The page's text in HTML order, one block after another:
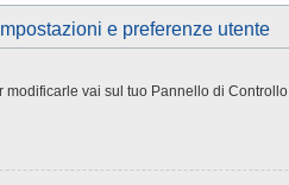
Impostazioni e preferenze utente
vai sul tuo Pannello di